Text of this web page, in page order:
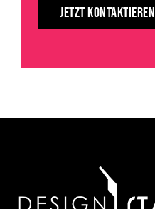
JETZT KONTAKTIEREN